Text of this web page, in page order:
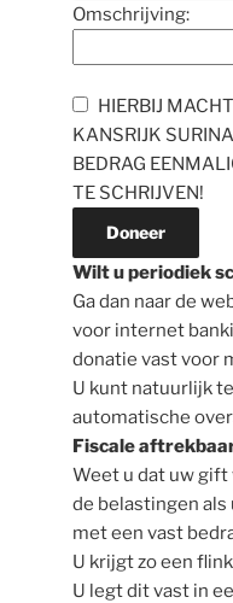
Omschrijving:
HIERBIJ
KANSRIJK
BEDRAG
TE SCHRIJVEN!
Wilt u periodiek
Ga dan naar de
voor internet
donatie vast voor
U kunt natuurlijk
automatische
Fiscale
Weet u dat uw gift
de belastingen
met een vast
U krijgt zo een
U legt dit vast in